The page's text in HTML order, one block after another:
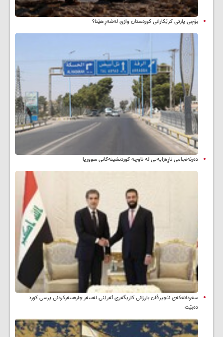
بۆچی پارتی کرێکارانی کوردستان وازی لەشەڕ هێنا؟
دەرئەنجامی ناڕەزایەتی لە ناوچە کوردنشینەکانی سووریا
سه‌ردانه‌کەی نێچیرڤان بارزانی كاریگه‌ری ئه‌رێنی له‌سه‌ر چاره‌سه‌ركردنی پرسی كورد
ده‌بێت